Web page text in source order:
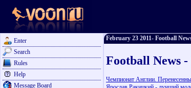
Enter
Search
Rules
Help
Message Board
February 23 2011- Football
Football News
Чемпионат Англии.